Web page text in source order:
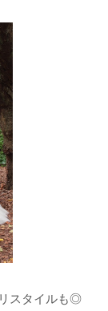
スタイルも◎